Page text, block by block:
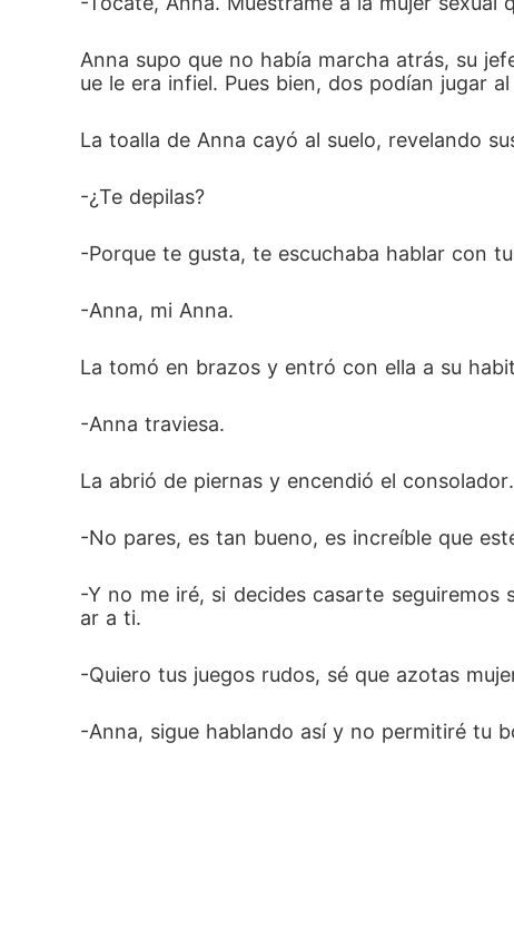
Anna supo que no había marcha atrás, su
ue le era infiel. Pues bien, dos podían jugar
La toalla de Anna cayó al suelo, revelando
-¿Te depilas?
-Porque te gusta, te escuchaba hablar con
-Anna, mi Anna.
La tomó en brazos y entró con ella a su
-Anna traviesa.
La abrió de piernas y encendió el
-No pares, es tan bueno, es increíble que
-Y no me iré, si decides casarte
ar a ti.
-Quiero tus juegos rudos, sé que azotas
-Anna, sigue hablando así y no permitiré tu